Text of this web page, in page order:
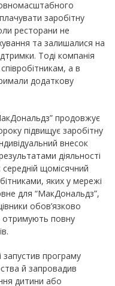
заробітну
ресторани не
та залишалися на
Тоді компанія
а в
додаткову
продовжує
підвищує заробітну
внесок
діяльності
щомісячний
яких у мережі
для “МакДональдз”,
обов’язково
отримують повну
запустив програму
й запровадив
дитини або